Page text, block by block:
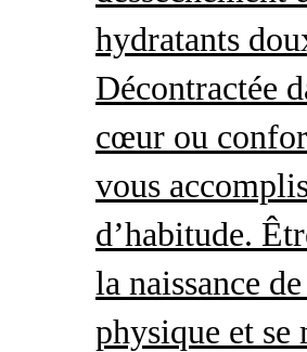
hydratants
Décontractée
cœur ou
vous
d’habitude.
la naissance
physique et